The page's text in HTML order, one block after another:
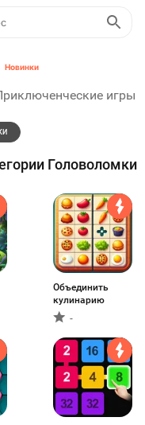
Новинки
игры
Головоломки
Объединить
кулинарию
-